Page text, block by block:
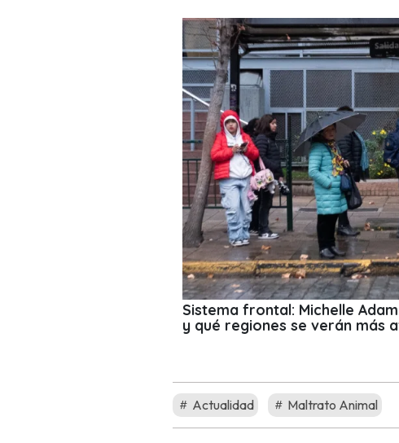
Sistema frontal: Michelle
y qué regiones se verán más
Actualidad Maltrato Animal